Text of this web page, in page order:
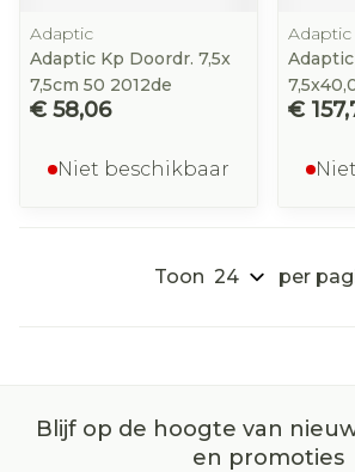
Adaptic
Adaptic Kp Doordr. 7,5x
7,5cm 50 2012de
€ 58,06
Niet beschikbaar
Adaptic
€
Toon per
Blijf op de hoogte van
en promoties